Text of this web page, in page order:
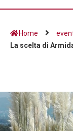
Home
La scelta di